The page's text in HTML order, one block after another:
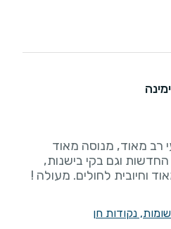
רב מאוד, מנוסה מאוד
וגם בקי בישנות,
וחיובית לחולים. מעולה !
נקודות חן